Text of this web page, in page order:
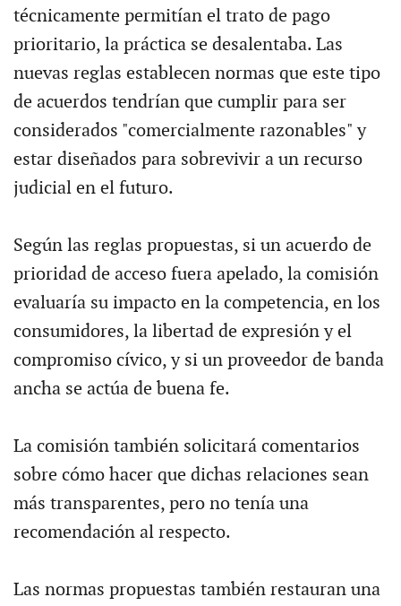
técnicamente permitían el trato de pago
prioritario, la práctica se desalentaba. Las
nuevas reglas establecen normas que este tipo
de acuerdos tendrían que cumplir para ser
considerados "comercialmente razonables" y
estar diseñados para sobrevivir a un recurso
judicial en el futuro.
Según las reglas propuestas, si un acuerdo de
prioridad de acceso fuera apelado, la comisión
evaluaría su impacto en la competencia, en los
consumidores, la libertad de expresión y el
compromiso cívico, y si un proveedor de banda
ancha se actúa de buena fe.
La comisión también solicitará comentarios
sobre cómo hacer que dichas relaciones sean
más transparentes, pero no tenía una
recomendación al respecto.
Las normas propuestas también restauran una